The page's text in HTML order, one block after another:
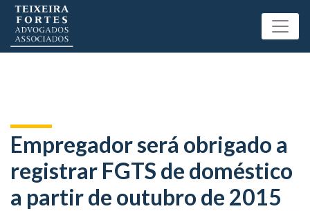
Empregador será obrigado a
registrar FGTS de doméstico
a partir de outubro de 2015